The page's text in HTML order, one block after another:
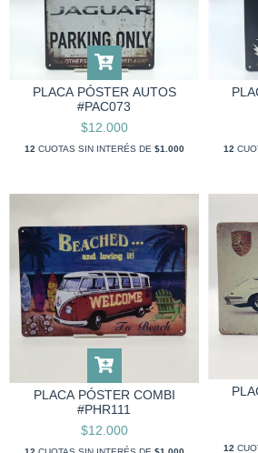
PLACA PÓSTER AUTOS
#PAC073
$12.000
12 CUOTAS SIN INTERÉS DE $1.000 12
PLACA PÓSTER COMBI
#PHR111
$12.000
12